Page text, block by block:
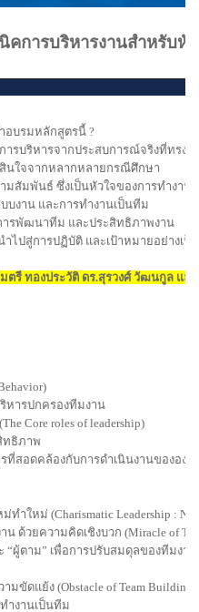
คการบริหารงานสำหรับหั
อบรมหลักสูตรนี้ ?
การบริหารจากประสบการณ์จริงที่ทรง
นใจจากหลากหลายกรณีศึกษา
มสัมพันธ์ ซึ่งเป็นหัวใจของการทำงาน
บงาน และการทำงานเป็นทีม
รพัฒนาทีม และประสิทธิภาพงาน
ไปสู่การปฏิบัติ และเป้าหมายอย่างเป็
ตรี ทองประวัติ ดร.สุรวงศ์ วัฒนกูล แ
หารปกครองทีมงาน
Core roles of leadership)
ทธิภาพ
ที่สอดคล้องกับการดําเนินงานขององค์
ใหม่ (Charismatic Leadership :
ด้วยความคิดเชิงบวก (Miracle of
ตาม” เพื่อการปรับสมดุลของทีมงาน
ขัดแย้ง (Obstacle of Team Building
างานเป็นทีม